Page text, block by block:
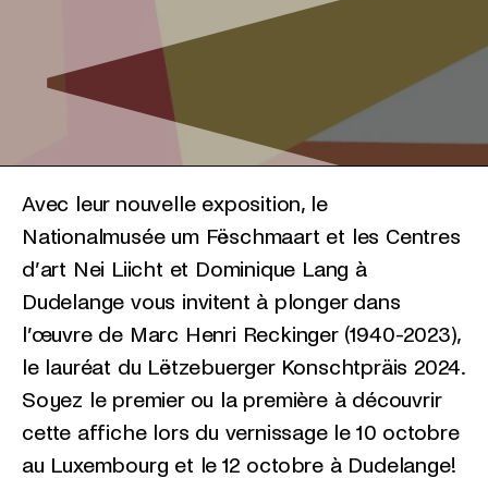
Avec leur nouvelle exposition, le
Nationalmusée um Fëschmaart et les Centres
d’art Nei Liicht et Dominique Lang à
Dudelange vous invitent à plonger dans
l’œuvre de Marc Henri Reckinger (1940-2023),
le lauréat du Lëtzebuerger Konschtpräis 2024.
Soyez le premier ou la première à découvrir
cette affiche lors du vernissage le 10 octobre
au Luxembourg et le 12 octobre à Dudelange!